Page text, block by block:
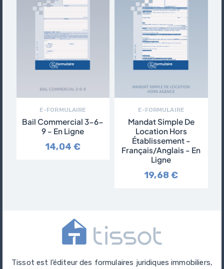
E-FORMULAIRE
Bail Commercial 3-6-
9 - En Ligne
14,04 €
E-FORMULAIRE
Mandat Simple De
Location Hors
Établissement -
Français/Anglais - En
Ligne
19,68 €
Tissot est l’éditeur des formulaires juridiques immobiliers,